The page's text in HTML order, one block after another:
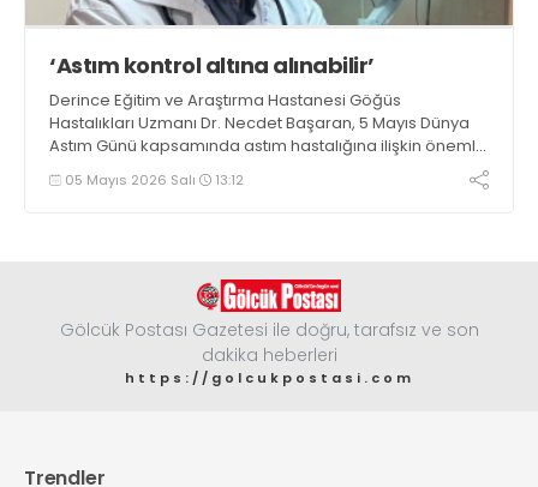
‘Astım kontrol altına alınabilir’
Derince Eğitim ve Araştırma Hastanesi Göğüs
Hastalıkları Uzmanı Dr. Necdet Başaran, 5 Mayıs Dünya
Astım Günü kapsamında astım hastalığına ilişkin önemli
bilgiler paylaştı
05 Mayıs 2026 Salı 13:12
Gölcük Postası Gazetesi ile doğru, tarafsız ve son
dakika heberleri
https://golcukpostasi.com
Trendler